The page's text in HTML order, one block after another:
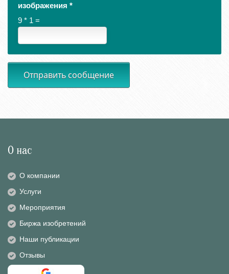
изображения *
9 * 1 =
Отправить сообщение
О нас
О компании
Услуги
Мероприятия
Биржа изобретений
Наши публикации
Отзывы